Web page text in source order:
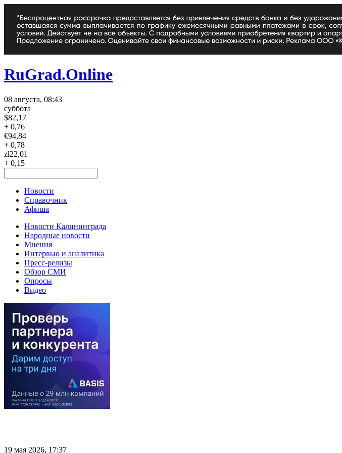
RuGrad.Online
08 августа, 08:43
суббота
$82,17
+ 0,76
€94,84
+ 0,78
zł22,01
+ 0,15
Новости
Справочник
Афиша
Новости Калининграда
Народные новости
Мнения
Интервью и аналитика
Пресс-релизы
Обзор СМИ
Опросы
Видео
19 мая 2026, 17:37